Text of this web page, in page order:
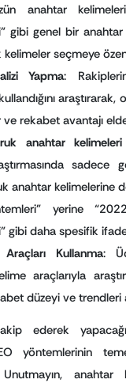
anahtar
gibi genel bir
seçmeye
Yapma:
rekabet avantajı
anahtar kelimeleri
sadece
anahtar kelimelerine
yerine
gibi daha spesifik
Araçları Kullanma:
araçlarıyla
düzeyi ve trendleri
ederek
yöntemlerinin
Unutmayın, anahtar